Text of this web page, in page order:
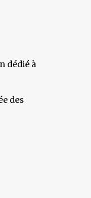
dédié à
des